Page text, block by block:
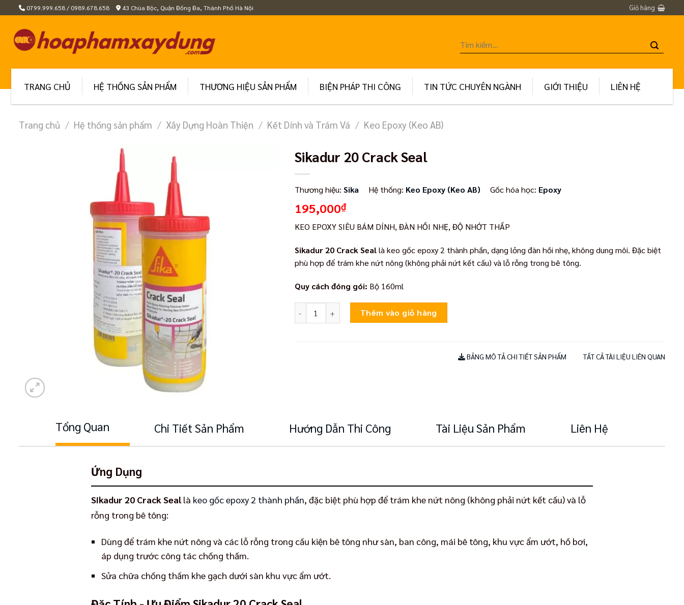
to
content
0799.999.658 / 0989.678.658 43 Chùa Bộc, Quận Đống Đa, Thành Phố Hà Nội Giỏ hàng
Tìm
kiếm:
TRANG CHỦ HỆ THỐNG SẢN PHẨM THƯƠNG HIỆU SẢN PHẨM BIỆN PHÁP THI CÔNG TIN TỨC CHUYÊN NGÀNH GIỚI THIỆU LIÊN HỆ
Trang chủ / Hệ thống sản phẩm / Xây Dựng Hoàn Thiện / Kết Dính và Trám Vá / Keo Epoxy (Keo AB)
Sikadur 20 Crack Seal
Thương hiệu: Sika Hệ thống: Keo Epoxy (Keo AB) Gốc hóa học: Epoxy
195,000₫
KEO EPOXY SIÊU BÁM DÍNH, ĐÀN HỒI NHẸ, ĐỘ NHỚT THẤP
Sikadur 20 Crack Seallà keo gốc epoxy 2 thành phần, dạng lỏng đàn hồi nhẹ, không dung môi. Đặc biệt
phù hợp để trám khe nứt nông (không phải nứt kết cấu) và lỗ rỗng trong bê tông.
Quy cách đóng gói: Bộ 160ml
Thêm vào giỏ hàng
BẢNG MÔ TẢ CHI TIẾT SẢN PHẨM TẤT CẢ TÀI LIỆU LIÊN QUAN
Tổng Quan Chi Tiết Sản Phẩm Hướng Dẫn Thi Công Tài Liệu Sản Phẩm Liên Hệ
Ứng Dụng
Sikadur 20 Crack Seallà keo gốc epoxy 2 thành phần, đặc biệt phù hợp để trám khe nứt nông (không phải nứt kết cấu) và lỗ
rỗng trong bê tông:
Dùng để trám khe nứt nông và các lỗ rỗng trong cấu kiện bê tông như sàn, ban công, mái bê tông, khu vực ẩm ướt, hồ bơi,
áp dụng trước công tác chống thấm.
Sửa chữa chống thấm khe gạch dưới sàn khu vực ẩm ướt.